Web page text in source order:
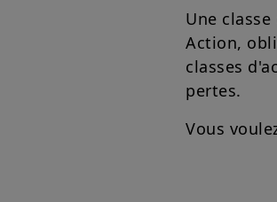
Une
Action,
classes
pertes.
Vous